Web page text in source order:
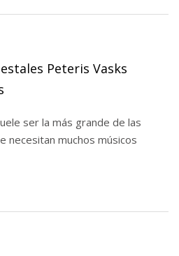
Peteris Vasks
ser la más grande de las